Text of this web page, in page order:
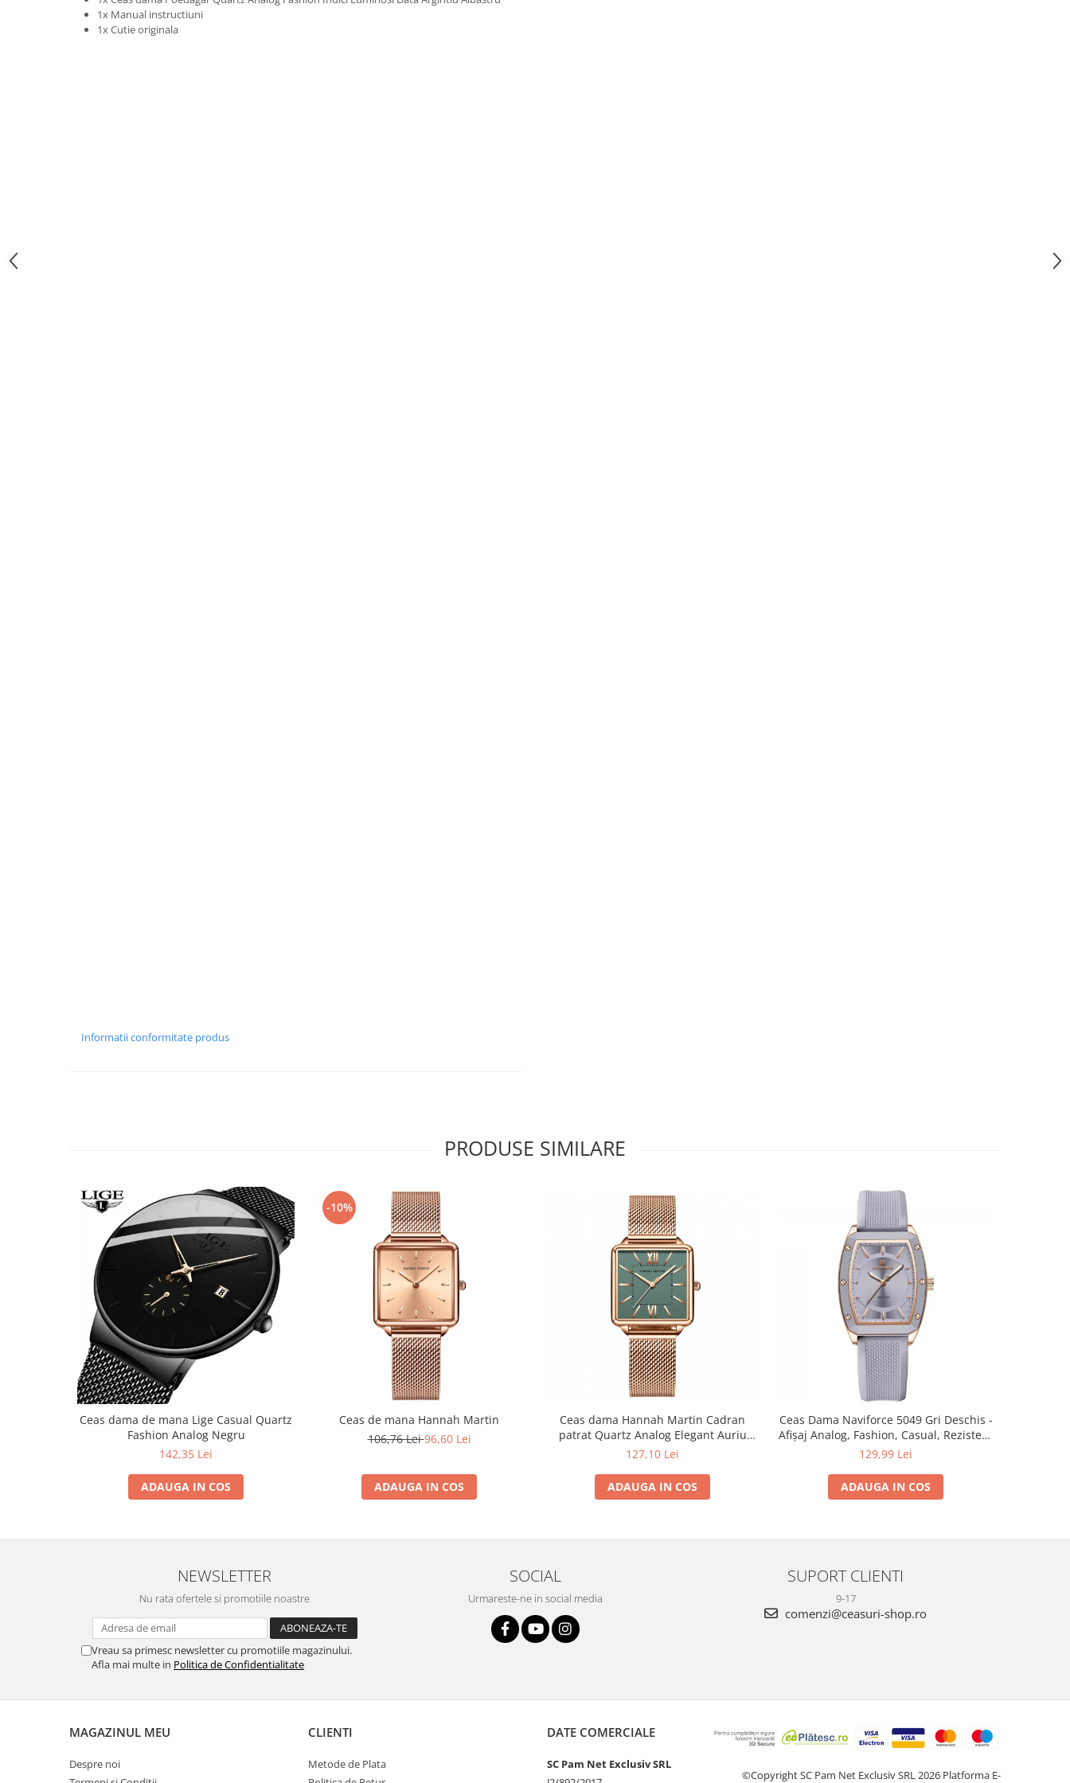
1x Manual instructiuni
1x Cutie originala
Informatii conformitate produs
PRODUSE SIMILARE
Ceas dama de mana Lige Casual Quartz
Fashion Analog Negru
142,35 Lei
ADAUGA IN COS
-10%
Ceas de mana Hannah Martin
106,76 Lei96,60 Lei
ADAUGA IN COS
Ceas dama Hannah Martin Cadran
patrat Quartz Analog Elegant Auriu
verde smarald
127,10 Lei
ADAUGA IN COS
Ceas Dama Naviforce 5049 Gri Deschis -
Afișaj Analog, Fashion, Casual, Rezistent
la Apă 3ATM
129,99 Lei
ADAUGA IN COS
NEWSLETTER
Nu rata ofertele si promotiile noastre
Vreau sa primesc newsletter cu promotiile magazinului.
Afla mai multe in Politica de Confidentialitate
SOCIAL
Urmareste-ne in social media
SUPORT CLIENTI
9-17
comenzi@ceasuri-shop.ro
MAGAZINUL MEU
Despre noi
CLIENTI
Metode de Plata
DATE COMERCIALE
SC Pam Net Exclusiv SRL
©Copyright SC Pam Net Exclusiv SRL 2026 Platforma E-